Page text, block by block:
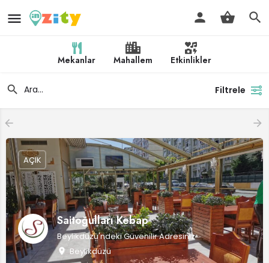
Mekanlar Mahallem Etkinlikler
Filtrele
Saitoğulları Kebap
Beylikdüzü'ndeki Güvenilir Adresiniz
Beylikdüzü
AÇIK